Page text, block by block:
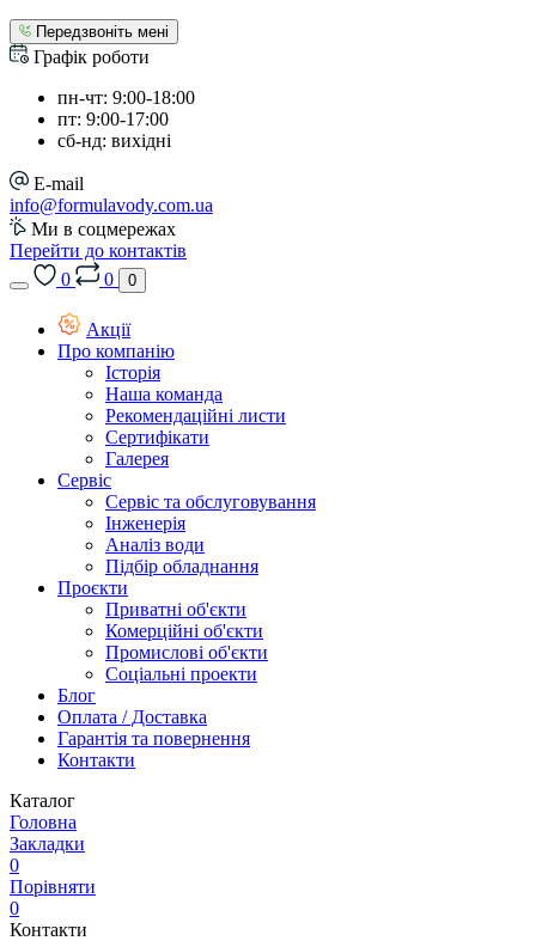
Передзвоніть мені
Графік роботи
пн-чт: 9:00-18:00
пт: 9:00-17:00
сб-нд: вихідні
E-mail
info@formulavody.com.ua
Ми в соцмережах
Перейти до контактів
0
0 0
Акції
Про компанію
Історія
Наша команда
Рекомендаційні листи
Сертифікати
Галерея
Сервіс
Сервіс та обслуговування
Інженерія
Аналіз води
Підбір обладнання
Проєкти
Приватні об'єкти
Комерційні об'єкти
Промислові об'єкти
Соціальні проекти
Блог
Оплата / Доставка
Гарантія та повернення
Контакти
Каталог
Головна
Закладки
0
Порівняти
0
Контакти